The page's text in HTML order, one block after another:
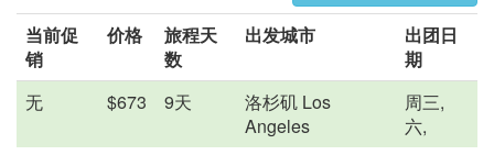
当前促
销
价格
旅程天
数
出发城市
出团日
期
无
$673 9天
洛杉矶 Los
Angeles
周三,
六,